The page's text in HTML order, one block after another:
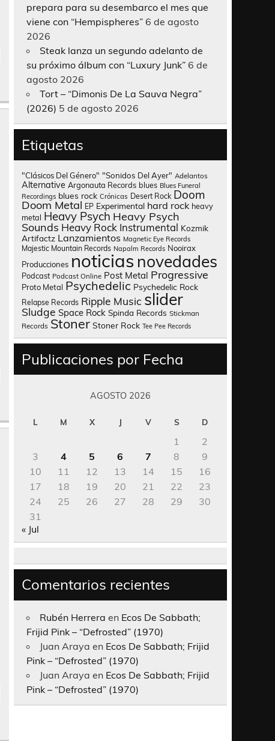
prepara para su desembarco el mes que
viene con “Hempispheres” 6 de agosto
2026
Steak lanza un segundo adelanto de
su próximo álbum con “Luxury Junk” 6 de
agosto 2026
Tort – “Dimonis De La Sauva Negra”
(2026) 5 de agosto 2026
Etiquetas
"Clásicos Del Género" "Sonidos Del Ayer" Adelantos
Alternative Argonauta Records blues Blues Funeral
Recordings blues rock Crónicas Desert Rock Doom
Doom Metal EP Experimental hard rock heavy
metal Heavy Psych Heavy Psych
Sounds Heavy Rock Instrumental Kozmik
Artifactz Lanzamientos Magnetic Eye Records
Majestic Mountain Records Napalm Records Nooirax
Producciones noticias novedades
Podcast Podcast Online Post Metal Progressive
Proto Metal Psychedelic Psychedelic Rock
Relapse Records Ripple Music slider
Sludge Space Rock Spinda Records Stickman
Records Stoner Stoner Rock Tee Pee Records
Publicaciones por Fecha
AGOSTO 2026
L M X J V S D
1
2
3
4 5 6 7 8
9
10
11 12 13 14 15
16
17
18 19 20 21 22
23
24
25 26 27 28 29
30
31
« Jul
Comentarios recientes
Rubén Herrera en Ecos De Sabbath;
Frijid Pink – “Defrosted” (1970)
Juan Araya en Ecos De Sabbath; Frijid
Pink – “Defrosted” (1970)
Juan Araya en Ecos De Sabbath; Frijid
Pink – “Defrosted” (1970)